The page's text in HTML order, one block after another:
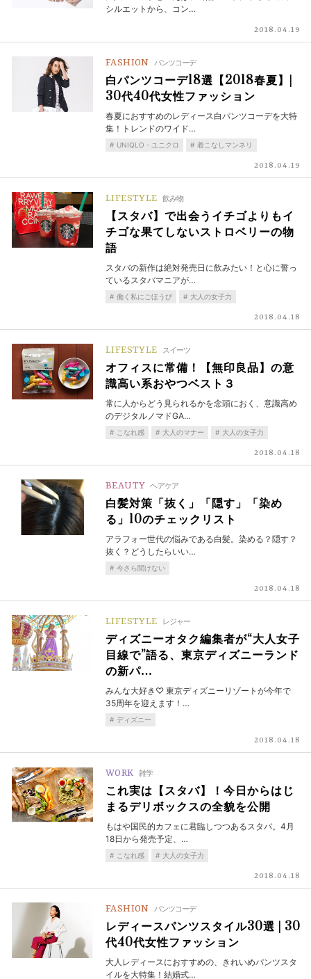
シルエットから、コン…
2018.04.19
FASHION パンツコーデ
白パンツコーデ18選【2018春夏】|
30代40代女性ファッション
春夏におすすめのレディース白パンツコーデを大特
集！トレンドのワイド…
UNIQLO・ユニクロ 着こなしマンネリ
2018.04.19
LIFESTYLE 飲み物
【スタバ】で出会うイチゴよりもイ
チゴな果てしないストロベリーの物
語
スタバの新作は絶対発売日に飲みたい！と心に誓っ
ているスタバマニアが…
働く私にごほうび 大人の女子力
2018.04.18
LIFESTYLE スイーツ
オフィスに常備！【無印良品】の意
識高い系おやつベスト３
常に人からどう見られるかを念頭におく、意識高め
のデジタルノマドGA…
こなれ感 大人のマナー 大人の女子力
2018.04.18
BEAUTY ヘアケア
白髪対策「抜く」「隠す」「染め
る」10のチェックリスト
アラフォー世代の悩みである白髪。染める？隠す？
抜く？どうしたらいい…
今さら聞けない
2018.04.18
LIFESTYLE レジャー
ディズニーオタク編集者が“大人女子
目線で”語る、東京ディズニーランド
の新パ…
みんな大好き♡ 東京ディズニーリゾートが今年で
35周年を迎えます！…
ディズニー
2018.04.18
WORK 雑学
これ実は【スタバ】！今日からはじ
まるデリボックスの全貌を公開
もはや国民的カフェに君臨しつつあるスタバ。4月
18日から発売予定、…
こなれ感 大人の女子力
2018.04.18
FASHION パンツコーデ
レディースパンツスタイル30選 | 30
代40代女性ファッション
大人レディースにおすすめの、きれいめパンツスタ
イルを大特集！結婚式…